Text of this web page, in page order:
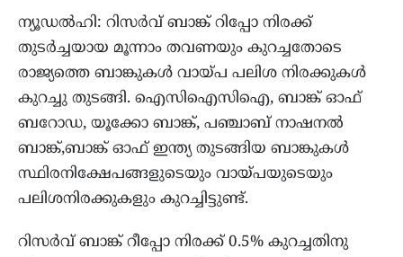
ന്യൂഡൽഹി: റിസർവ് ബാങ്ക് റിപ്പോ നിരക്ക്
തുടർച്ചയായ മൂന്നാം തവണയും കുറച്ചതോടെ
രാജ്യത്തെ ബാങ്കുകൾ വായ്പ പലിശ നിരക്കുകൾ
കുറച്ചു തുടങ്ങി. ഐസിഐസിഐ, ബാങ്ക് ഓഫ്
ബറോഡ, യൂക്കോ ബാങ്ക്, പഞ്ചാബ് നാഷനൽ
ബാങ്ക്,ബാങ്ക് ഓഫ് ഇന്ത്യ തുടങ്ങിയ ബാങ്കുകൾ
സ്ഥിരനിക്ഷേപങ്ങളുടെയും വായ്പയുടെയും
പലിശനിരക്കുകളും കുറച്ചിട്ടുണ്ട്.
റിസർവ് ബാങ്ക് റീപ്പോ നിരക്ക് 0.5% കുറച്ചതിനു